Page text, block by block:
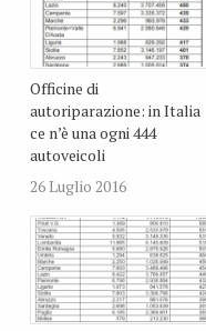
Officine di
autoriparazione: in Italia
ce n’è una ogni 444
autoveicoli
26 Luglio 2016